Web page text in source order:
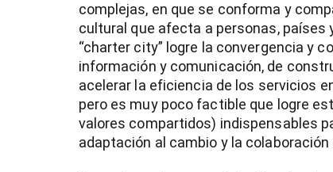
complejas, en que se conforma y
cultural que afecta a personas, países
“charter city” logre la convergencia y
información y comunicación, de
acelerar la eficiencia de los servicios
pero es muy poco factible que logre
valores compartidos) indispensables
adaptación al cambio y la